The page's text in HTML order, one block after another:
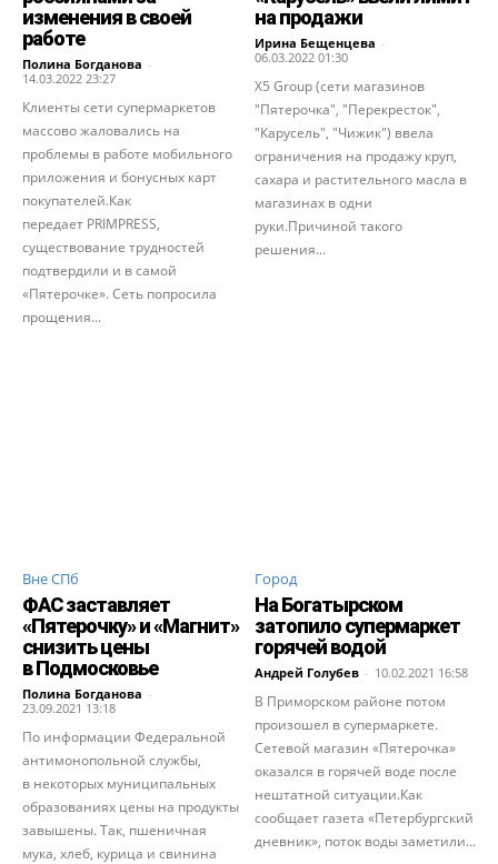
изменения в своей
работе
Полина Богданова -
14.03.2022 23:27
Клиенты сети супермаркетов
массово жаловались на
проблемы в работе мобильного
приложения и бонусных карт
покупателей.Как
передает PRIMPRESS,
существование трудностей
подтвердили и в самой
«Пятерочке». Сеть попросила
прощения...
на продажи
Ирина Бещенцева -
06.03.2022 01:30
X5 Group (сети магазинов
"Пятерочка", "Перекресток",
"Карусель", "Чижик") ввела
ограничения на продажу круп,
сахара и растительного масла в
магазинах в одни
руки.Причиной такого
решения...
Вне СПб
ФАС заставляет
«Пятерочку» и «Магнит»
снизить цены
в Подмосковье
Полина Богданова -
23.09.2021 13:18
По информации Федеральной
антимонопольной службы,
в некоторых муниципальных
образованиях цены на продукты
завышены. Так, пшеничная
мука, хлеб, курица и свинина
Город
На Богатырском
затопило супермаркет
горячей водой
Андрей Голубев - 10.02.2021 16:58
В Приморском районе потом
произошел в супермаркете.
Сетевой магазин «Пятерочка»
оказался в горячей воде после
нештатной ситуации.Как
сообщает газета «Петербургский
дневник», поток воды заметили...